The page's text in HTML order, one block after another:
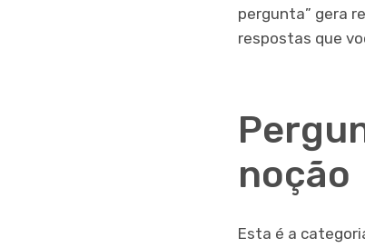
pergunta” gera
respostas que
noção
Esta é a